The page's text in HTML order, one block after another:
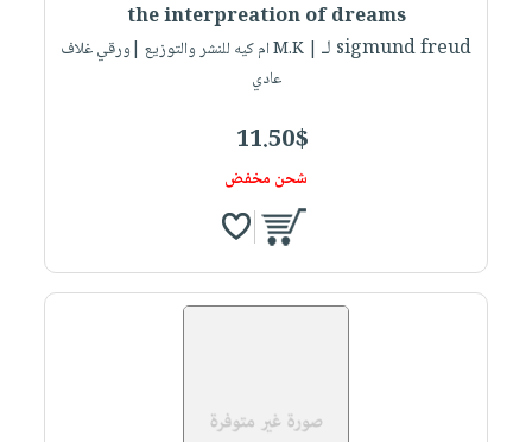
the interpreation of dreams
لـ sigmund freud
| M.K ام كيه للنشر والتوزيع |ورقي غلاف
عادي
11.50$
شحن مخفض